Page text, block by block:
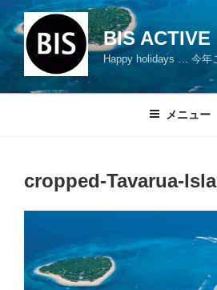
ン
テ
ン
BIS ACTIVE
Happy holidays … 今年
メニュー
cropped-Tavarua-